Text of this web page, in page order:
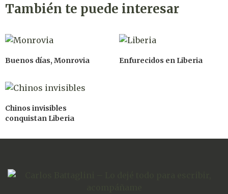
También te puede interesar
Buenos días, Monrovia Enfurecidos en Liberia
Chinos invisibles
conquistan Liberia